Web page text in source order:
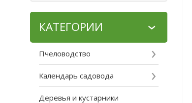
КАТЕГОРИИ
Пчеловодство
Календарь садовода
Деревья и кустарники